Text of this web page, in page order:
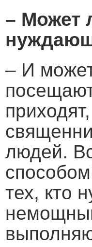
– Может
– И
людей.
тех, кто